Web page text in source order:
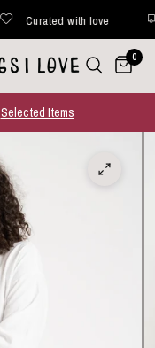
Curated with love
0
Selected Items